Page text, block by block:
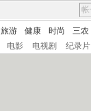
旅游 健康 时尚 三农
电影 电视剧 纪录片